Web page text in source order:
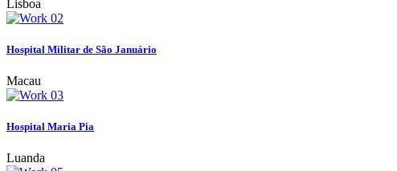
Lisboa
Hospital Militar de São Januário
Macau
Hospital Maria Pia
Luanda